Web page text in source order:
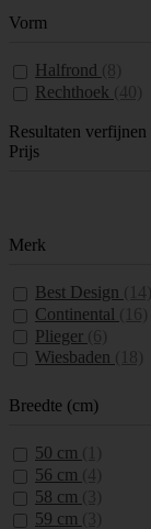
Vorm
Halfrond
Rechthoek
Resultaten verfijnen
Prijs
Merk
Best Design
Continental
Plieger
Wiesbaden
Breedte (cm)
50 cm
56 cm
58 cm
59 cm